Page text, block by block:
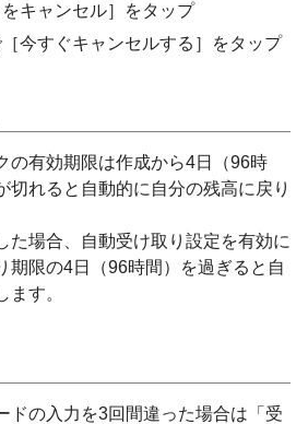
をキャンセル］をタップ
今すぐキャンセルする］をタップ
の有効期限は作成から4日（96時
切れると自動的に自分の残高に戻り
場合、自動受け取り設定を有効に
期限の4日（96時間）を過ぎると自
す。
ドの入力を3回間違った場合は「受